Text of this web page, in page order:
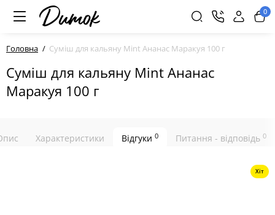
0
Головна Суміш для кальяну Mint Ананас Маракуя 100 г
Суміш для кальяну Mint Ананас
Маракуя 100 г
Характеристики Відгуки 0 Питання - відповідь 0
Хіт